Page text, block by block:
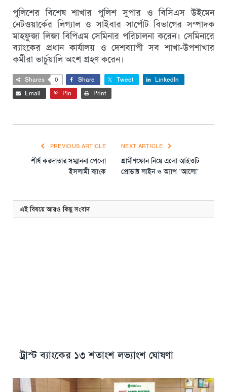
পুলিশের বিশেষ শাখার পুলিশ সুপার ও বিসিএস উইমেন
নেটওয়ার্কের লিগ্যাল ও সাইবার সার্পোট বিভাগের সম্পাদক
মাহফুজা লিজা বিপিএম সেমিনার পরিচালনা করেন। সেমিনারে
ব্যাংকের প্রধান কার্যালয় ও দেশব্যাপী সব শাখা-উপশাখার
কর্মীরা ভার্চুয়ালি অংশ গ্রহণ করেন।
Shares 0 Share Tweet
LinkedIn
Email
Pin Print
PREVIOUS ARTICLE
শীর্ষ করদাতার সম্মাননা পেলো
ইসলামী ব্যাংক
NEXT ARTICLE
গ্রামীণফোন নিয়ে এলো আইওটি
প্রোডাক্ট লাইন ও অ্যাপ ‘আলো’
এই বিষয়ে আরও কিছু সংবাদ
ট্রাস্ট ব্যাংকের ১৩ শতাংশ লভ্যাংশ ঘোষণা